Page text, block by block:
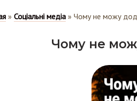
» Соціальні медіа » Чому не можу
Чому не